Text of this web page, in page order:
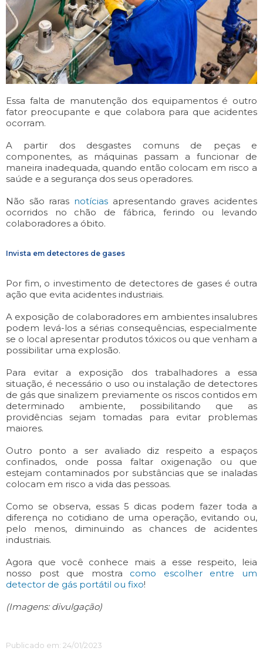
Essa falta de manutenção dos equipamentos é outro
fator preocupante e que colabora para que acidentes
ocorram.
A partir dos desgastes comuns de peças e
componentes, as máquinas passam a funcionar de
maneira inadequada, quando então colocam em risco a
saúde e a segurança dos seus operadores.
Não são raras notícias apresentando graves acidentes
ocorridos no chão de fábrica, ferindo ou levando
colaboradores a óbito.
Invista em detectores de gases
Por fim, o investimento de detectores de gases é outra
ação que evita acidentes industriais.
A exposição de colaboradores em ambientes insalubres
podem levá-los a sérias consequências, especialmente
se o local apresentar produtos tóxicos ou que venham a
possibilitar uma explosão.
Para evitar a exposição dos trabalhadores a essa
situação, é necessário o uso ou instalação de detectores
de gás que sinalizem previamente os riscos contidos em
determinado ambiente, possibilitando que as
providências sejam tomadas para evitar problemas
maiores.
Outro ponto a ser avaliado diz respeito a espaços
confinados, onde possa faltar oxigenação ou que
estejam contaminados por substâncias que se inaladas
colocam em risco a vida das pessoas.
Como se observa, essas 5 dicas podem fazer toda a
diferença no cotidiano de uma operação, evitando ou,
pelo menos, diminuindo as chances de acidentes
industriais.
Agora que você conhece mais a esse respeito, leia
nosso post que mostra como escolher entre um
detector de gás portátil ou fixo!
(Imagens: divulgação)
Publicado em: 24/01/2023